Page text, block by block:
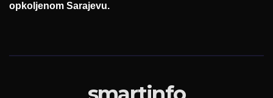
opkoljenom Sarajevu.